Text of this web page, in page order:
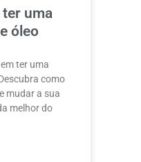
uma
óleo
ter uma
como
mudar a sua
melhor do